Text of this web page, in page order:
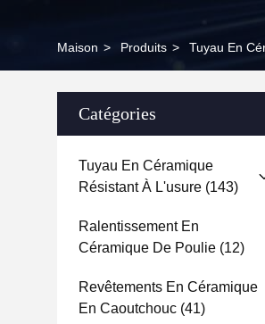
Maison > Produits > Tuyau En
Catégories
Tuyau En Céramique
Résistant À L'usure (143)
Ralentissement En
Céramique De Poulie (12)
Revêtements En Céramique
En Caoutchouc (41)